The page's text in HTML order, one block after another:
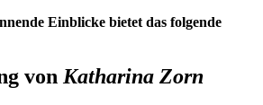
Einblicke bietet das folgende
von Katharina Zorn